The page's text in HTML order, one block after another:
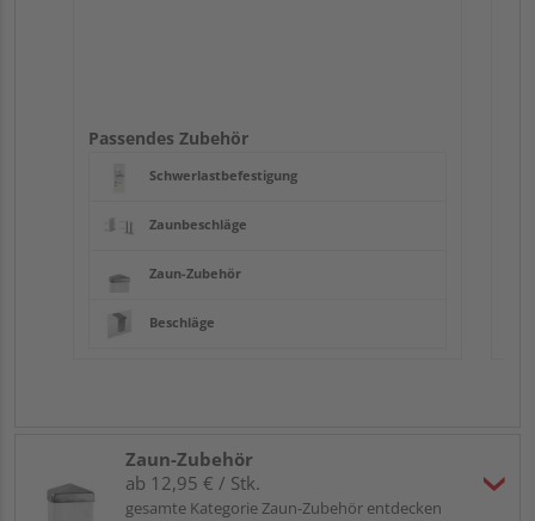
Passendes Zubehör
Schwerlastbefestigung
Zaunbeschläge
Zaun-Zubehör
Beschläge
Zaun-Zubehör
ab 12,95 € / Stk.
gesamte Kategorie Zaun-Zubehör entdecken